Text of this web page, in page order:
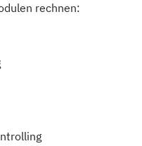
rechnen: